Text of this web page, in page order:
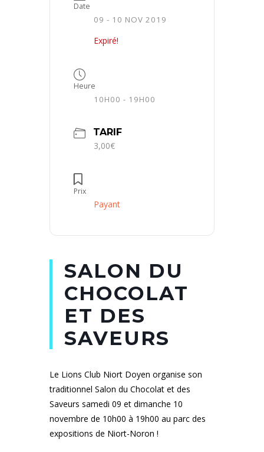
Date
09 - 10 NOV 2019
Expiré!
Heure
10H00 - 19H00
TARIF
3,00€
Prix
Payant
SALON DU
CHOCOLAT
ET DES
SAVEURS
Le Lions Club Niort Doyen organise son
traditionnel Salon du Chocolat et des
Saveurs samedi 09 et dimanche 10
novembre de 10h00 à 19h00 au parc des
expositions de Niort-Noron !